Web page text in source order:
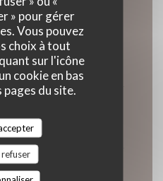
» pour gérer
Vous pouvez
choix à tout
sur l'icône
cookie en bas
pages du site.
- 13h30